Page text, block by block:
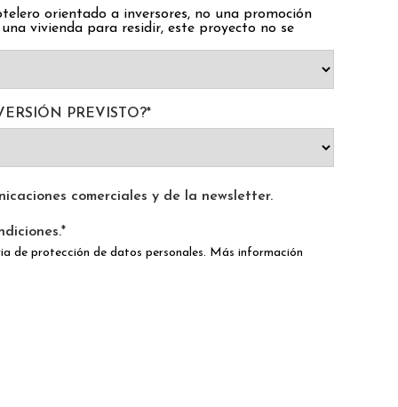
orientado a inversores, no una promoción
vivienda para residir, este proyecto no se
PREVISTO?*
comerciales y de la newsletter.
*
de protección de datos personales. Más información